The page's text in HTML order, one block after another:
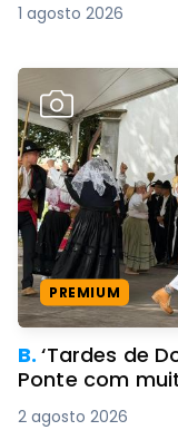
1 agosto 2026
PREMIUM
B.‘Tardes de
Ponte com
2 agosto 2026